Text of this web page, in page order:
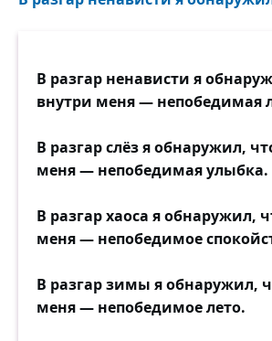
В разгар ненависти я
внутри меня — непобедимая
В разгар слёз я обнаружил,
меня — непобедимая улыбка.
В разгар хаоса я обнаружил,
меня — непобедимое
В разгар зимы я обнаружил,
меня — непобедимое лето.